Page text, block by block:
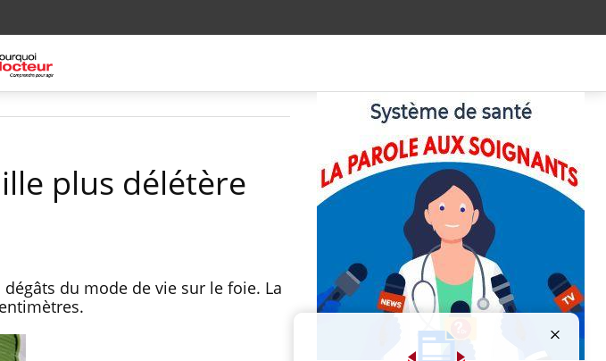
plus délétère
du mode de vie sur le foie. La